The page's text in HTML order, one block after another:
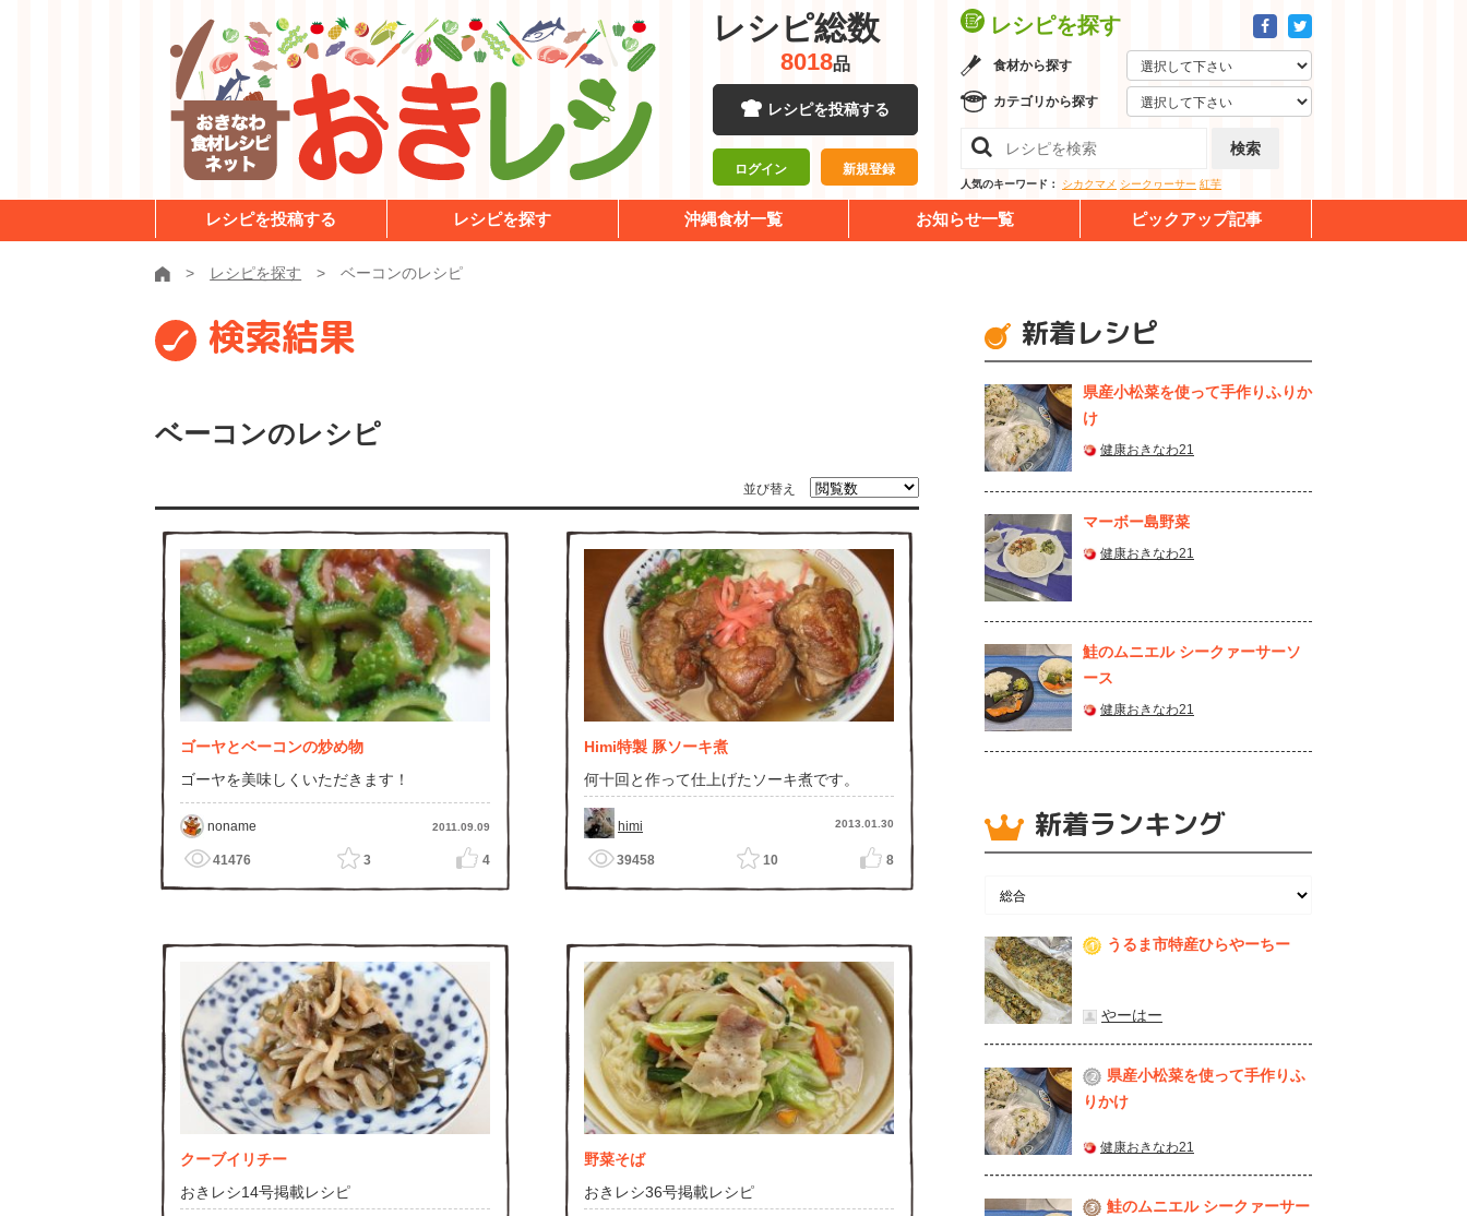
レシピ総数
8018品
レシピを投稿する
ログイン 新規登録
レシピを探す
食材から探す
カテゴリから探す
検索
人気のキーワード： シカクマメ シークヮーサー 紅芋
レシピを投稿する レシピを探す 沖縄食材一覧 お知らせ一覧 ピックアップ記事
レシピを探す ベーコンのレシピ
検索結果
ベーコンのレシピ
並び替え
ゴーヤとベーコンの炒め物
ゴーヤを美味しくいただきます！
noname 2011.09.09
41476 3 4
Himi特製 豚ソーキ煮
何十回と作って仕上げたソーキ煮です。
himi 2013.01.30
39458 10 8
クーブイリチー
おきレシ14号掲載レシピ
野菜そば
おきレシ36号掲載レシピ
新着レシピ
県産⼩松菜を使って⼿作りふりか
け
健康おきなわ21
マーボー島野菜
健康おきなわ21
鮭のムニエル シークァーサーソ
ース
健康おきなわ21
新着ランキング
1 うるま市特産ひらやーちー
やーはー
2
県産⼩松菜を使って⼿作りふ
りかけ
健康おきなわ21
3
鮭のムニエル シークァーサー